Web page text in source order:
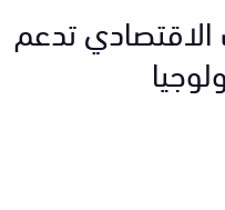
الاقتصادي تدعم